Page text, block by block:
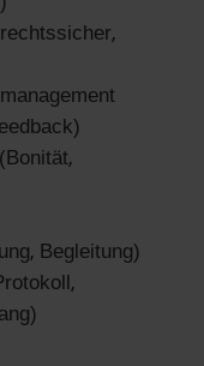
Begleitung)